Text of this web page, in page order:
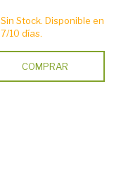
Sin Stock. Disponible en
7/10 días.
COMPRAR